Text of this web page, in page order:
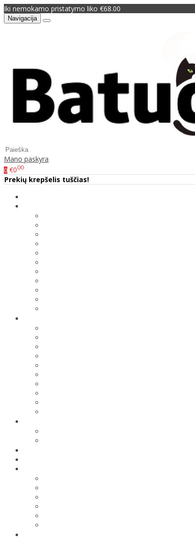
Iki nemokamo pristatymo liko €68.00
Navigacija
Mano paskyra
0 €000
Prekių krepšelis tuščias!